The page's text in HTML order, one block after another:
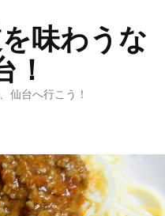
味わうな
！
仙台へ行こう！